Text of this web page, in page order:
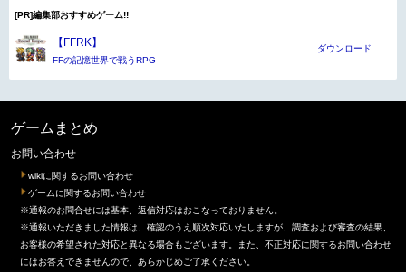
[PR]編集部おすすめゲーム!!
【FFRK】
FFの記憶世界で戦うRPG
ダウンロード
ゲームまとめ
お問い合わせ
wikiに関するお問い合わせ
ゲームに関するお問い合わせ
※通報のお問合せには基本、返信対応はおこなっておりません。
※通報いただきました情報は、確認のうえ順次対応いたしますが、調査および審査の結果、
お客様の希望された対応と異なる場合もございます。また、不正対応に関するお問い合わせ
にはお答えできませんので、あらかじめご了承ください。